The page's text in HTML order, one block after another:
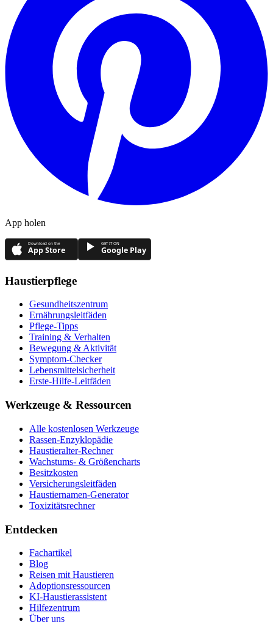
App holen
Download on the
App Store
GET IT ON
Google Play
Haustierpflege
Gesundheitszentrum
Ernährungsleitfäden
Pflege-Tipps
Training & Verhalten
Bewegung & Aktivität
Symptom-Checker
Lebensmittelsicherheit
Erste-Hilfe-Leitfäden
Werkzeuge & Ressourcen
Alle kostenlosen Werkzeuge
Rassen-Enzyklopädie
Haustieralter-Rechner
Wachstums- & Größencharts
Besitzkosten
Versicherungsleitfäden
Haustiernamen-Generator
Toxizitätsrechner
Entdecken
Fachartikel
Blog
Reisen mit Haustieren
Adoptionsressourcen
KI-Haustierassistent
Hilfezentrum
Über uns